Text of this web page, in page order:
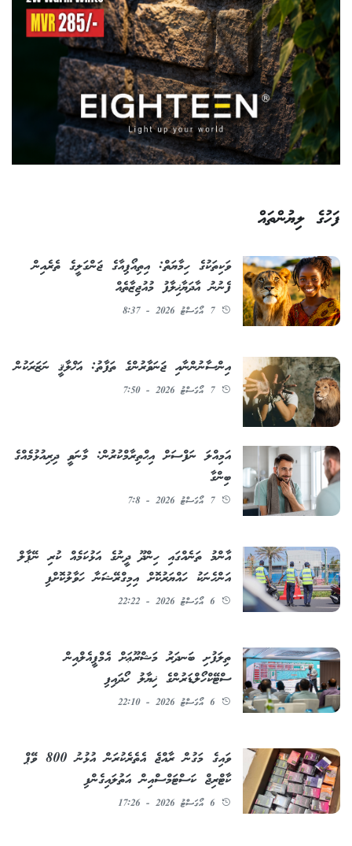
ފަހުގެ ލިޔުންތައް
ވަކިތަކުގެ ހިމާޔަތް: އިތިއޯޕިއާގެ ޖަންގަލީގެ ތެރެއިން
ފެނުނު އާދަޔާޚިލާފު މުއުޖިޒާތެއް
7 އޯގަސްޓު 2026 - 8:37
އިންސާނުންނާއި ޖަނަވާރުންގެ ތަފާތު: އަޚްލާޤީ ނަޒަރަކުން
7 އޯގަސްޓު 2026 - 7:50
އަމިއްލަ ނަފްސަށް އިޙްތިރާމްކުރުން: މާނަވީ ދިރިއުޅުމެއްގެ
ބިންގާ
7 އޯގަސްޓު 2026 - 7:8
އާންމު ތަނެއްގައި ހިންދޫ ދީނުގެ އަޅުކަމެއް ކުރި ނޭޕާލް
އަންހެނަކު ހައްޔަރުކޮށް އިމިގްރޭޝަނާ ހަވާލުކޮށްފި
6 އޯގަސްޓު 2026 - 22:22
ތިލަފުށި ބަނދަރު މަޝްރޫޢަށް އެމްޕީއެލްއިން
ސްޓޭކްހޯލްޑަރުންގެ ޚިޔާލު ހޯދައިފި
6 އޯގަސްޓު 2026 - 22:10
ވައިގެ މަގުން ރާއްޖެ އެތެރެކުރަން އުޅުނު 800 ވޭޕް
ކާޓްރިޖް ކަސްޓަމްސްއިން އަތުލައިގެންފި
6 އޯގަސްޓު 2026 - 17:26